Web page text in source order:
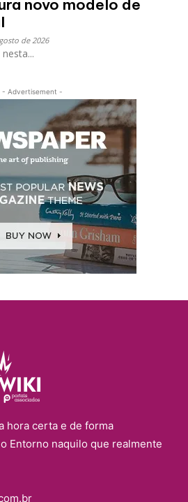
novo modelo de
de 2026
- Advertisement -
hora certa e de forma
Entorno naquilo que realmente